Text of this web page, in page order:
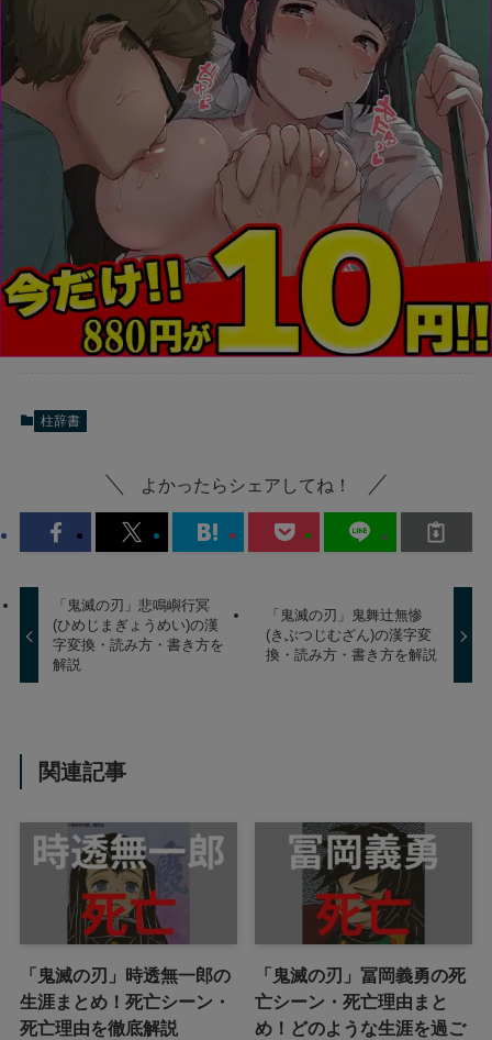
柱辞書
よかったらシェアしてね！
「鬼滅の刃」悲鳴嶼行冥
(ひめじまぎょうめい)の漢
字変換・読み方・書き方を
解説
「鬼滅の刃」鬼舞辻無惨
(きぶつじむざん)の漢字変
換・読み方・書き方を解説
関連記事
「鬼滅の刃」時透無一郎の
生涯まとめ！死亡シーン・
死亡理由を徹底解説
「鬼滅の刃」冨岡義勇の死
亡シーン・死亡理由まと
め！どのような生涯を過ご